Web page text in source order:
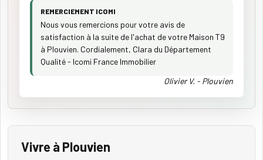
REMERCIEMENT ICOMI
Nous vous remercions pour votre avis de
satisfaction à la suite de l'achat de votre Maison T9
à Plouvien. Cordialement, Clara du Département
Qualité - Icomi France Immobilier
Olivier V. - Plouvien
Vivre à Plouvien